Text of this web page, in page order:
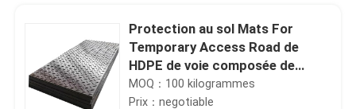
Protection au sol Mats For
Temporary Access Road de
HDPE de voie composée de
construction
MOQ：100 kilogrammes
Prix：negotiable